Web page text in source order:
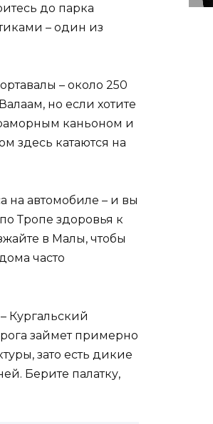
до парка
– один из
– около 250
но если хотите
каньоном и
здесь катаются на
на автомобиле – и вы
Тропе здоровья к
в Малы, чтобы
часто
Кургальский
займет примерно
зато есть дикие
Берите палатку,